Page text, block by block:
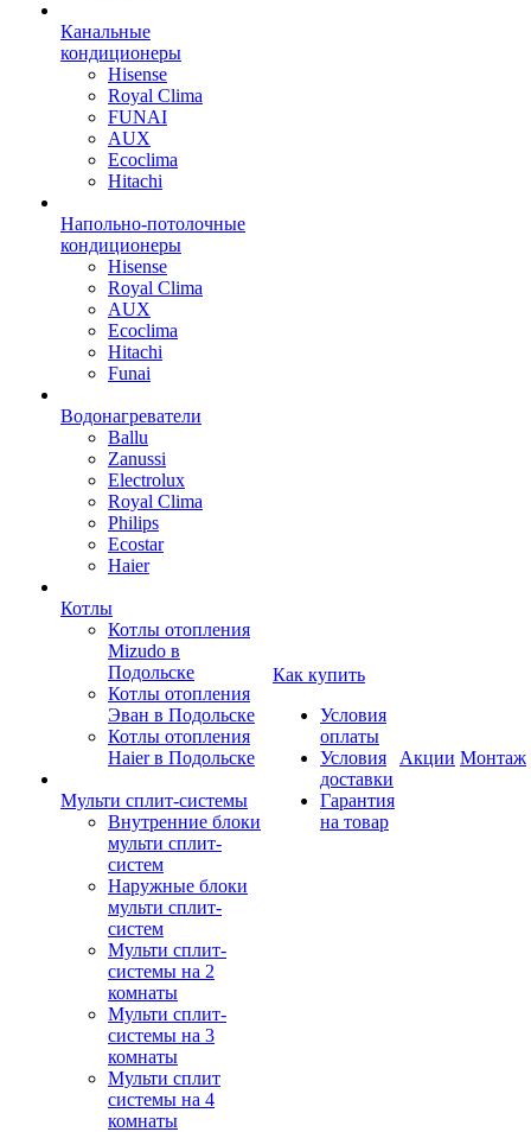
Канальные
кондиционеры
Hisense
Royal Clima
FUNAI
AUX
Ecoclima
Hitachi
Напольно-потолочные
кондиционеры
Hisense
Royal Clima
AUX
Ecoclima
Hitachi
Funai
Водонагреватели
Ballu
Zanussi
Electrolux
Royal Clima
Philips
Ecostar
Haier
Котлы
Котлы отопления
Mizudo в
Подольске
Котлы отопления
Эван в Подольске
Котлы отопления
Haier в Подольске
Мульти сплит-системы
Внутренние блоки
мульти сплит-
систем
Наружные блоки
мульти сплит-
систем
Мульти сплит-
системы на 2
комнаты
Мульти сплит-
системы на 3
комнаты
Мульти сплит
системы на 4
комнаты
Как купить
Условия
оплаты
Условия
доставки
Гарантия
на товар
Акции Монтаж